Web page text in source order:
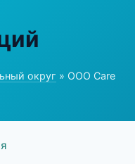
округ » ООО Care